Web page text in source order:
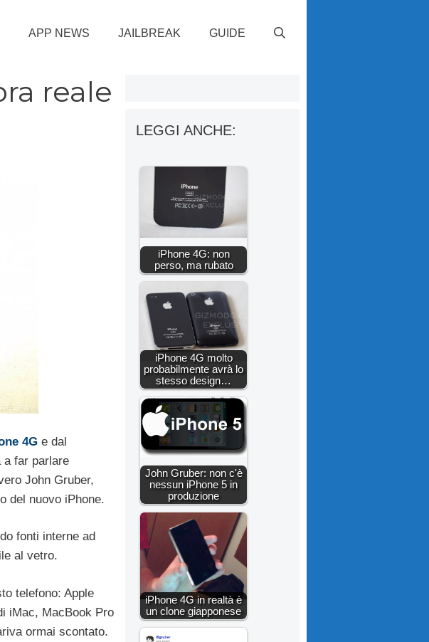
APP NEWS JAILBREAK GUIDE
reale
4G e dal
a far parlare
John Gruber,
del nuovo iPhone.
fonti interne ad
al vetro.
telefono: Apple
iMac, MacBook Pro
ormai scontato.
LEGGI ANCHE:
iPhone 4G: non
perso, ma rubato
iPhone 4G molto
probabilmente avrà lo
stesso design…
John Gruber: non c'è
nessun iPhone 5 in
produzione
iPhone 4G in realtà è
un clone giapponese